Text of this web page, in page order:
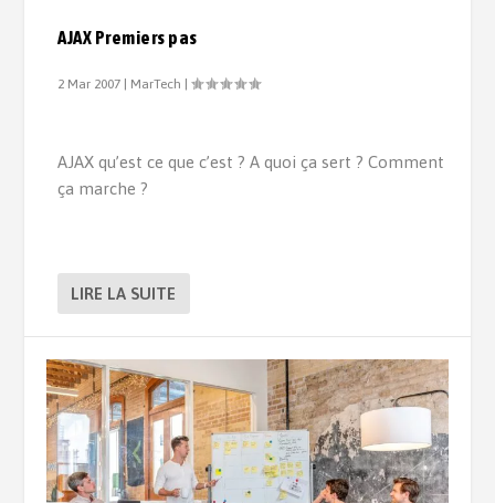
AJAX Premiers pas
2 Mar 2007 | MarTech |
AJAX qu’est ce que c’est ? A quoi ça sert ? Comment
ça marche ?
LIRE LA SUITE